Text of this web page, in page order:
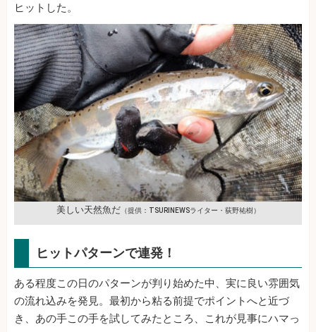
ヒットした。
美しい天然魚だ（提供：TSURINEWSライター・荻野祐樹）
ヒットパターンで連発！
ある程度この日のパターンが判り始めた中、実に良い雰囲気
の流れ込みを発見。最初から粘る前提でポイントへと近づ
き、あの手この手を試してみたところ、これが見事にハマっ